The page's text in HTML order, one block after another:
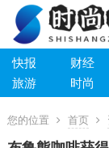
快报 财经
旅游
时尚
您的位置 首页